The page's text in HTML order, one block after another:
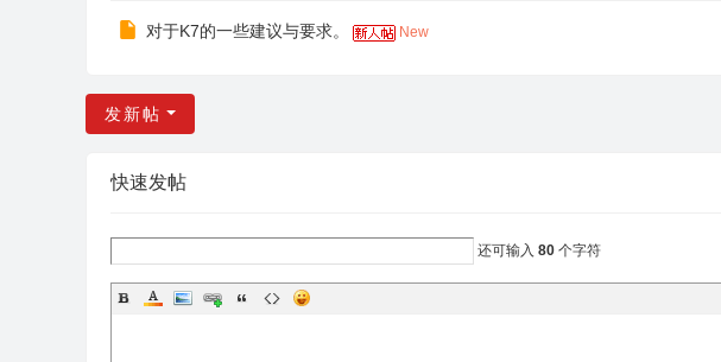
对于K7的一些建议与要求。 New
发新帖
快速发帖
还可输入 80 个字符